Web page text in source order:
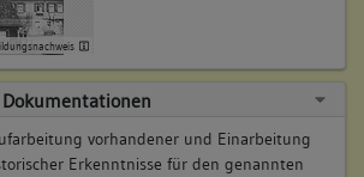
vorhandener und Einarbeitung
Erkenntnisse für den genannten